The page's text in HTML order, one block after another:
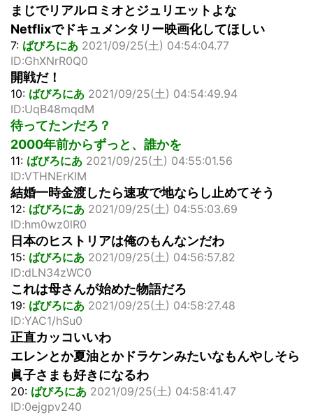
まじでリアルロミオとジュリエットよな
Netflixでドキュメンタリー映画化してほしい
7: ばびろにあ 2021/09/25(土) 04:54:04.77
ID:GhXNrR0Q0
開戦だ！
10: ばびろにあ 2021/09/25(土) 04:54:49.94
ID:UqB48mqdM
待ってたンだろ？
2000年前からずっと、誰かを
11: ばびろにあ 2021/09/25(土) 04:55:01.56
ID:VTHNErKIM
結婚一時金渡したら速攻で地ならし止めてそう
12: ばびろにあ 2021/09/25(土) 04:55:03.69
ID:hm0wz0lR0
日本のヒストリアは俺のもんなンだわ
15: ばびろにあ 2021/09/25(土) 04:56:57.82
ID:dLN34zWC0
これは母さんが始めた物語だろ
19: ばびろにあ 2021/09/25(土) 04:58:27.48
ID:YAC1/hSu0
正直カッコいいわ
エレンとか夏油とかドラケンみたいなもんやしそら
眞子さまも好きになるわ
20: ばびろにあ 2021/09/25(土) 04:58:41.47
ID:0ejgpv240